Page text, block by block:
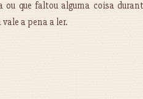
que faltou alguma coisa
a pena a ler.